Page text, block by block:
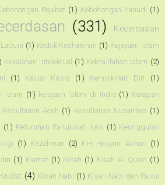
Pejabat (1) Kebohongan Yahudi (1)
(331)
Kecerdasan
(1) Kedok Keshalehan (1) Kejayaan Islam
Kekalahan Intelektual (1) Kekhalifahan Islam (2)
(1) Keluar Krisis (1) Kemiskinan Diri
(1)
Islam (1) kerajaan Islam di India (1) Kerajaan
Kesultanan Aceh (1) Kesultanan Nusantara (1)
(1) Keturunan Rasulullah saw (1) Keunggulan
(1) Kezaliman (2) KH Hasyim Ashari
(1)
(1) Kiamat (1) Kisah (1) Kisah Al Quran (1)
(4) Kisah Nabi (1) Kisah Nabi dan Rasul